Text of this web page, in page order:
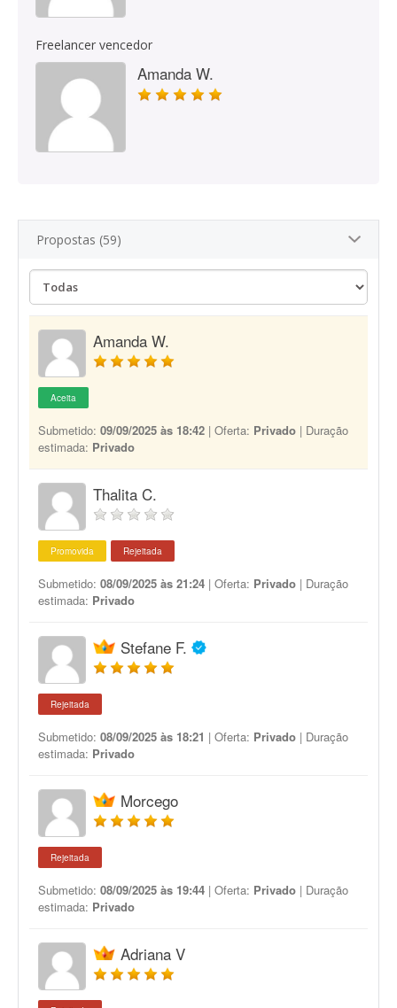
Freelancer vencedor
Amanda W.
Propostas (59)
Amanda W.
Aceita
Submetido: 09/09/2025 às 18:42 | Oferta: Privado | Duração
estimada: Privado
Thalita C.
Promovida Rejeitada
Submetido: 08/09/2025 às 21:24 | Oferta: Privado | Duração
estimada: Privado
Stefane F.
Rejeitada
Submetido: 08/09/2025 às 18:21 | Oferta: Privado | Duração
estimada: Privado
Morcego
Rejeitada
Submetido: 08/09/2025 às 19:44 | Oferta: Privado | Duração
estimada: Privado
Adriana V